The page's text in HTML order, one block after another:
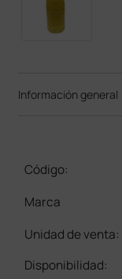
Información general
Código:
Marca
Unidad de venta:
Disponibilidad: